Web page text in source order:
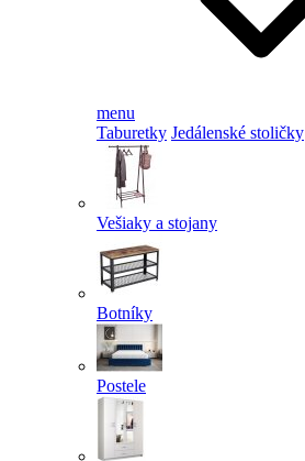
menu
Taburetky Jedálenské stoličky
Vešiaky a stojany
Botníky
Postele